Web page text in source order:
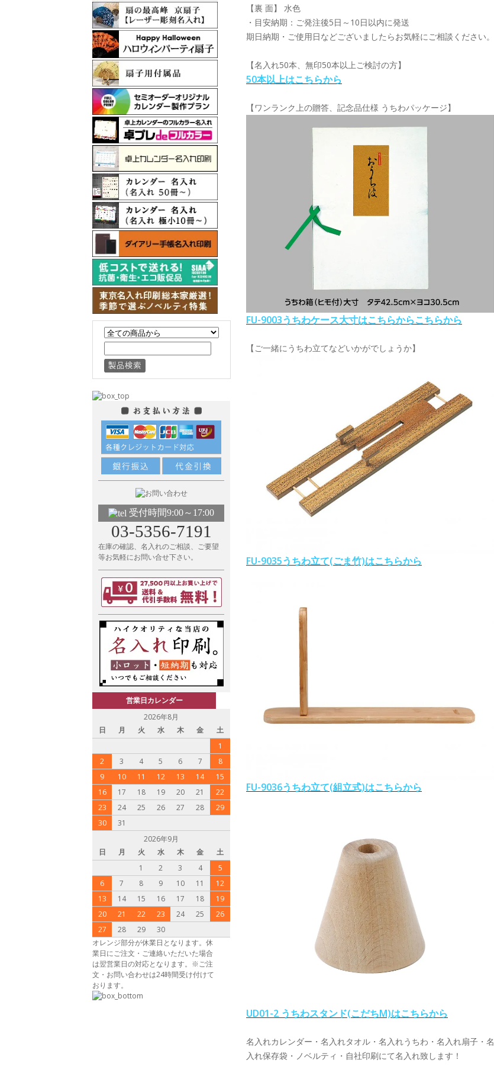
【裏 面】 水色
・目安納期：ご発注後5日～10日以内に発送
期日納期・ご使用日などございましたらお気軽にご相談ください。
【名入れ50本、無印50本以上ご検討の方】
50本以上はこちらから
【ワンランク上の贈答、記念品仕様 うちわパッケージ】
FU-9003うちわケース大寸はこちらからこちらから
【ご一緒にうちわ立てなどいかがでしょうか】
FU-9035うちわ立て(ごま竹)はこちらから
FU-9036うちわ立て(組立式)はこちらから
UD01-2 うちわスタンド(こだちM)はこちらから
名入れカレンダー・名入れタオル・名入れうちわ・名入れ扇子・名
入れ保存袋・ノベルティ・自社印刷にて名入れ致します！
受付時間9:00～17:00
03-5356-7191
在庫の確認、名入れのご相談、ご要望
等お気軽にお問い合せ下さい。
営業日カレンダー
2026年8月
日
月 火 水 木 金
土
1
2
3 4 5 6 7
8
9
10 11 12 13 14
15
16
17 18 19 20 21
22
23
24 25 26 27 28
29
30
31
2026年9月
日
月 火 水 木 金
土
1
2 3 4
5
6
7 8 9 10 11
12
13
14 15 16 17 18
19
20
21 22 23 24 25
26
27
28 29
30
オレンジ部分が休業日となります。休
業日にご注文・ご連絡いただいた場合
は翌営業日の対応となります。※ご注
文・お問い合わせは24時間受け付けて
おります。